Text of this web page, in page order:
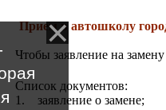
Прием в автошколу
Чтобы заявление на
Список документов:
1. заявление о замене;